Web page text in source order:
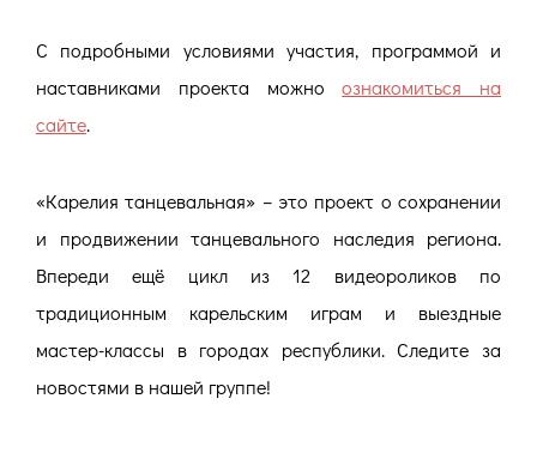
С подробными условиями участия, программой и
наставниками проекта можноознакомиться на
сайте.
«Карелия танцевальная» – это проект о сохранении
и продвижении танцевального наследия региона.
Впереди ещё цикл из 12 видеороликов по
традиционным карельским играм и выездные
мастер-классы в городах республики. Следите за
новостями в нашей группе!